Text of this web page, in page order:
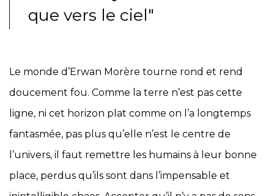
que vers le ciel"
Le monde d’Erwan Morère tourne rond et rend
doucement fou. Comme la terre n’est pas cette
ligne, ni cet horizon plat comme on l’a longtemps
fantasmée, pas plus qu’elle n’est le centre de
l’univers, il faut remettre les humains à leur bonne
place, perdus qu’ils sont dans l’impensable et